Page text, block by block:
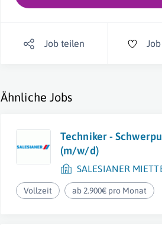
Job teilen
Ähnliche Jobs
Techniker -
(m/w/d)
SALESIANER
Vollzeit ab 2.900€ pro Monat